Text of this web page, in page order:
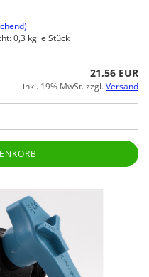
0,3 kg je Stück
21,56 EUR
inkl. 19% MwSt. zzgl.Versand